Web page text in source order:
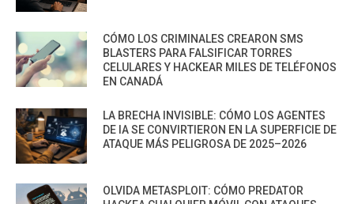
CÓMO LOS CRIMINALES CREARON SMS
BLASTERS PARA FALSIFICAR TORRES
CELULARES Y HACKEAR MILES DE TELÉFONOS
EN CANADÁ
LA BRECHA INVISIBLE: CÓMO LOS AGENTES
DE IA SE CONVIRTIERON EN LA SUPERFICIE DE
ATAQUE MÁS PELIGROSA DE 2025–2026
OLVIDA METASPLOIT: CÓMO PREDATOR